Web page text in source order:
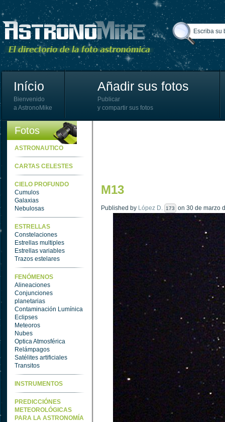
Início
Bienvenido
a AstronoMike
Añadir sus fotos
Publicar
y compartir sus fotos
Fotos
ASTRONAUTICO
CARTAS CELESTES
CIELO PROFUNDO
Cumulos
Galaxias
Nebulosas
ESTRELLAS
Constelaciones
Estrellas multiples
Estrellas variables
Trazos estelares
FENÓMENOS
Alineaciones
Conjunciones
planetarias
Contaminación Lumínica
Eclipses
Meteoros
Nubes
Optica Atmosférica
Relámpagos
Satélites artificiales
Transitos
INSTRUMENTOS
PREDICCIÓNES
METEOROLÓGICAS
PARA LA ASTRONOMÍA
M13
Published by López D. 173 on 30 de marzo